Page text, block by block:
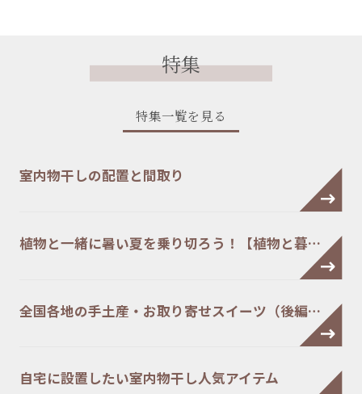
特集
特集一覧を見る
室内物干しの配置と間取り
植物と一緒に暑い夏を乗り切ろう！【植物と暮…
全国各地の手土産・お取り寄せスイーツ（後編…
自宅に設置したい室内物干し人気アイテム